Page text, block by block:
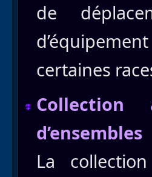
de
certaines
d’ensembles
La